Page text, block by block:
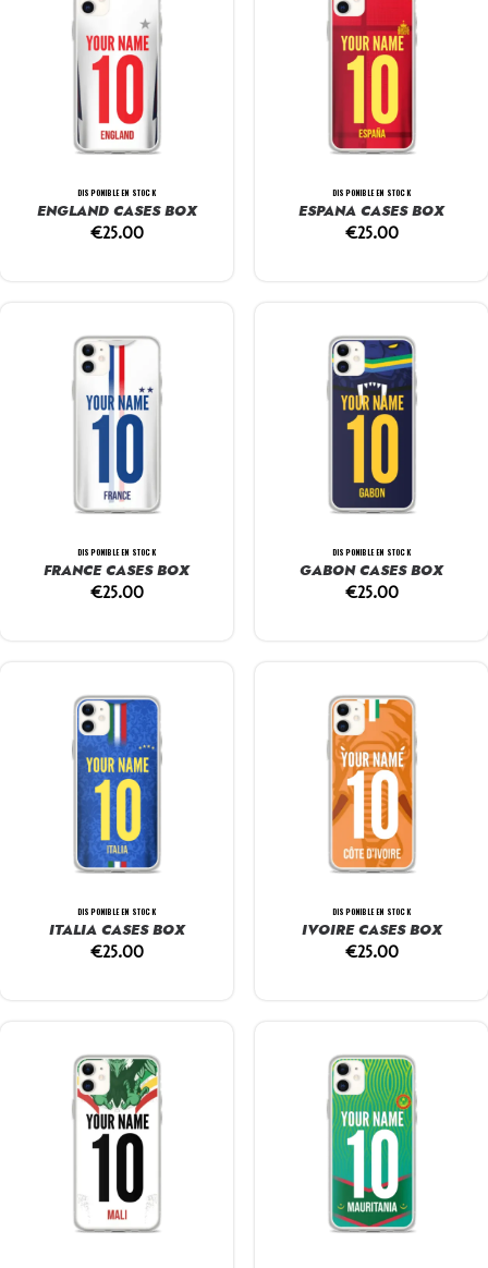
DISPONIBLE EN STOCK
ENGLAND CASES BOX
€25.00
DISPONIBLE EN STOCK
ESPANA CASES BOX
€25.00
DISPONIBLE EN STOCK
FRANCE CASES BOX
€25.00
DISPONIBLE EN STOCK
GABON CASES BOX
€25.00
DISPONIBLE EN STOCK
ITALIA CASES BOX
€25.00
DISPONIBLE EN STOCK
IVOIRE CASES BOX
€25.00